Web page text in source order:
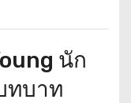
นัก
ทบาท